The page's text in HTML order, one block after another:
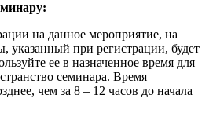
на данное мероприятие, на
указанный при регистрации, будет
ее в назначенное время для
семинара. Время
чем за 8 – 12 часов до начала